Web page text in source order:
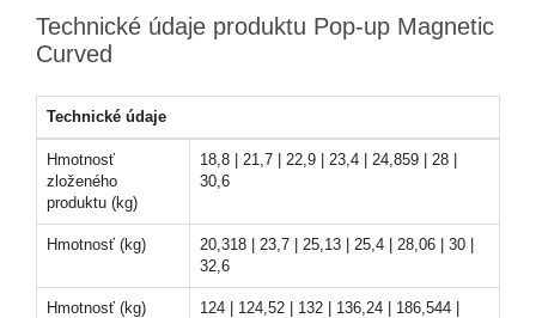
Technické údaje produktu Pop-up Magnetic
Curved
Technické údaje
Hmotnosť
zloženého
produktu (kg)
18,8 | 21,7 | 22,9 | 23,4 | 24,859 | 28 |
30,6
Hmotnosť (kg)
20,318 | 23,7 | 25,13 | 25,4 | 28,06 | 30 |
32,6
Hmotnosť (kg)
124 | 124,52 | 132 | 136,24 | 186,544 |